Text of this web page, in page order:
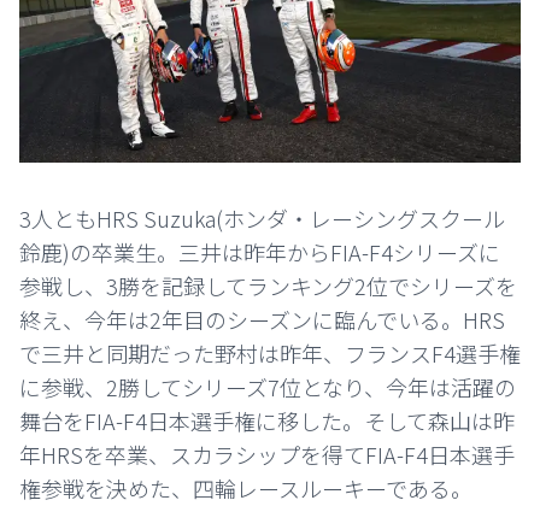
3人ともHRS Suzuka(ホンダ・レーシングスクール
鈴鹿)の卒業生。三井は昨年からFIA-F4シリーズに
参戦し、3勝を記録してランキング2位でシリーズを
終え、今年は2年目のシーズンに臨んでいる。HRS
で三井と同期だった野村は昨年、フランスF4選手権
に参戦、2勝してシリーズ7位となり、今年は活躍の
舞台をFIA-F4日本選手権に移した。そして森山は昨
年HRSを卒業、スカラシップを得てFIA-F4日本選手
権参戦を決めた、四輪レースルーキーである。